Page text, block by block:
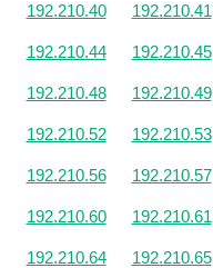
192.210.40 192.210.41
192.210.44 192.210.45
192.210.48 192.210.49
192.210.52 192.210.53
192.210.56 192.210.57
192.210.60 192.210.61
192.210.64 192.210.65